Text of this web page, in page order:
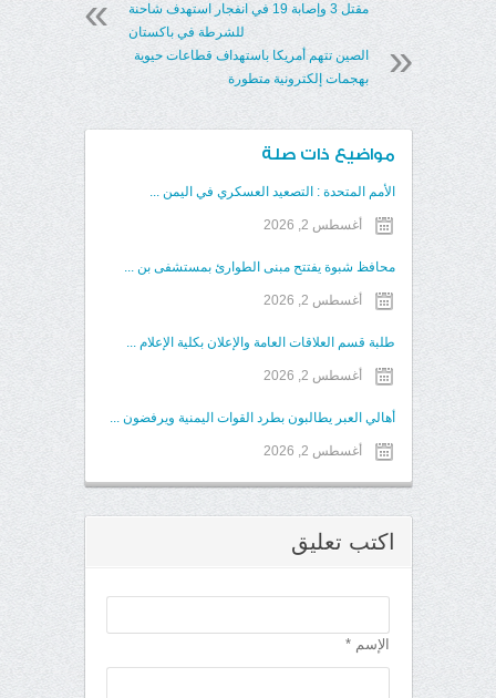
مقتل 3 وإصابة 19 في انفجار استهدف شاحنة
للشرطة في باكستان
الصين تتهم أمريكا باستهداف قطاعات حيوية
بهجمات إلكترونية متطورة
مواضيع ذات صلة
الأمم المتحدة : التصعيد العسكري في اليمن ...
أغسطس 2, 2026
محافظ شبوة يفتتح مبنى الطوارئ بمستشفى بن ...
أغسطس 2, 2026
طلبة قسم العلاقات العامة والإعلان بكلية الإعلام ...
أغسطس 2, 2026
أهالي العبر يطالبون بطرد القوات اليمنية ويرفضون ...
أغسطس 2, 2026
اكتب تعليق
الإسم *